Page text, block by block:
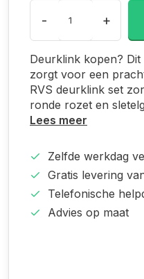
- +
Deurklink kopen?
zorgt voor een
RVS deurklink set
ronde rozet en
Lees meer
Zelfde werkdag
Gratis levering
Telefonische
Advies op maat